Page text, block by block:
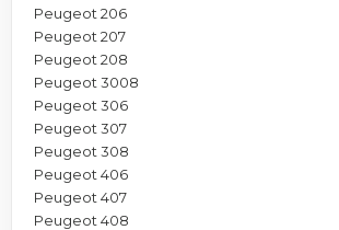
Peugeot 206
Peugeot 207
Peugeot 208
Peugeot 3008
Peugeot 306
Peugeot 307
Peugeot 308
Peugeot 406
Peugeot 407
Peugeot 408